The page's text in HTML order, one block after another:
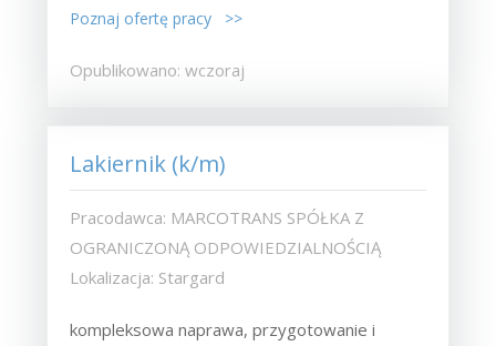
Poznaj ofertę pracy >>
Opublikowano: wczoraj
Lakiernik (k/m)
Pracodawca: MARCOTRANS SPÓŁKA Z
OGRANICZONĄ ODPOWIEDZIALNOŚCIĄ
Lokalizacja: Stargard
kompleksowa naprawa, przygotowanie i